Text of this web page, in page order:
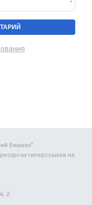
Бишкек"
гиперссылка на
2.